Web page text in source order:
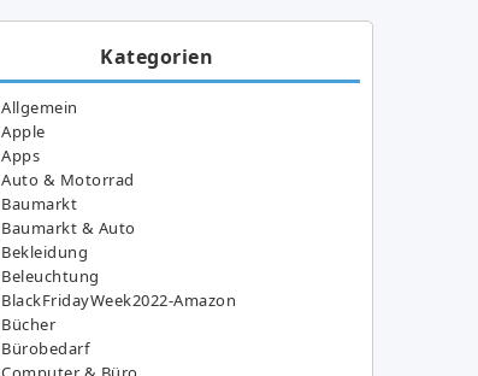
Kategorien
Allgemein
Apple
Apps
Auto & Motorrad
Baumarkt
Baumarkt & Auto
Bekleidung
Beleuchtung
BlackFridayWeek2022-Amazon
Bücher
Bürobedarf